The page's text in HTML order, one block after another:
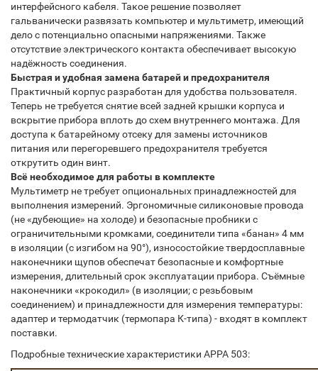
интерфейсного кабеля. Такое решение позволяет
гальванически развязать компьютер и мультиметр, имеющий
дело с потенциально опасными напряжениями. Также
отсутствие электрического контакта обеспечивает высокую
надёжность соединения.
Быстрая и удобная замена батарей и предохранителя
Практичный корпус разработан для удобства пользователя.
Теперь не требуется снятие всей задней крышки корпуса и
вскрытие прибора вплоть до схем внутреннего монтажа. Для
доступа к батарейному отсеку для замены источников
питания или перегоревшего предохранителя требуется
открутить один винт.
Всё необходимое для работы в комплекте
Мультиметр не требует опциональных принадлежностей для
выполнения измерений. Эргономичные силиконовые провода
(не «дубеющие» на холоде) и безопасные пробники с
ограничительными кромками, соединители типа «банан» 4 мм
в изоляции (с изгибом на 90°), износостойкие твердосплавные
наконечники щупов обеспечат безопасные и комфортные
измерения, длительный срок эксплуатации прибора. Съёмные
наконечники «крокодил» (в изоляции; с резьбовым
соединением) и принадлежности для измерения температуры:
адаптер и термодатчик (термопара К-типа) - входят в комплект
поставки.
Подробные технические характеристики APPA 503: